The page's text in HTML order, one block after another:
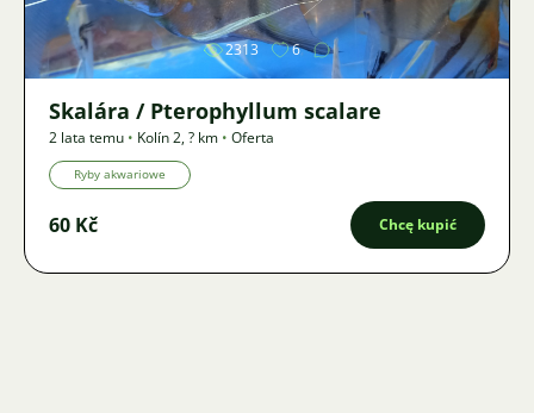
2313 6
Skalára / Pterophyllum scalare
2 lata temu • Kolín 2,? km • Oferta
Ryby akwariowe
60 Kč Chcę kupić